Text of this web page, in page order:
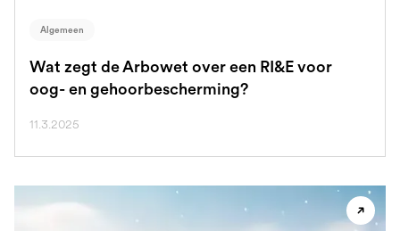
Algemeen
Wat zegt de Arbowet over een RI&E voor
oog- en gehoorbescherming?
11.3.2025